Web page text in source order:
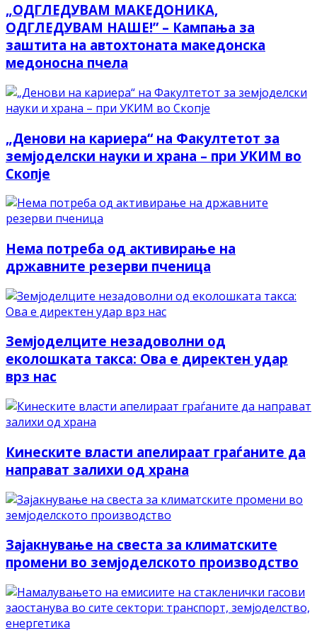
„ОДГЛЕДУВАМ МАКЕДОНИКА,
ОДГЛЕДУВАМ НАШЕ!” – Кампања за
заштита на автохтоната македонска
медоносна пчела
„Денови на кариера“ на Факултетот за
земјоделски науки и храна – при УКИМ во
Скопје
Нема потреба од активирање на
државните резерви пченица
Земјоделците незадоволни од
еколошката такса: Ова е директен удар
врз нас
Кинеските власти апелираат граѓаните да
направат залихи од храна
Зајакнување на свеста за климатските
промени во земјоделското производство